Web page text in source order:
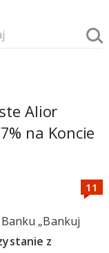
Alior
na Koncie
„Bankuj
z